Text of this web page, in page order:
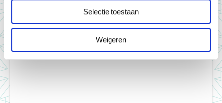
Selectie toestaan
Weigeren
Andere interessante artikelen